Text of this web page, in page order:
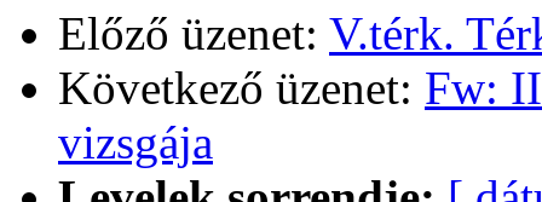
Előző üzenet: V.térk.
Következő üzenet: Fw:
vizsgája